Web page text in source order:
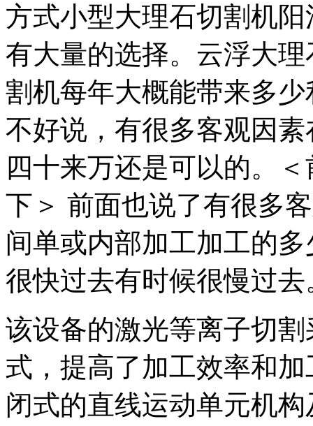
方式小型大理石切割机
有大量的选择。云浮大
割机每年大概能带来多
不好说，有很多客观因
四十来万还是可以的。
下＞ 前面也说了有很多
间单或内部加工加工的
很快过去有时候很慢过去
该设备的激光等离子切
式，提高了加工效率和
闭式的直线运动单元机